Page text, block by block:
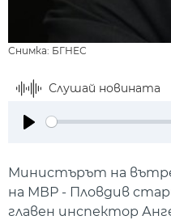
Снимка: БГНЕС
Слушай новината
Министърът на
на МВР - Пловдив
главен инспектор